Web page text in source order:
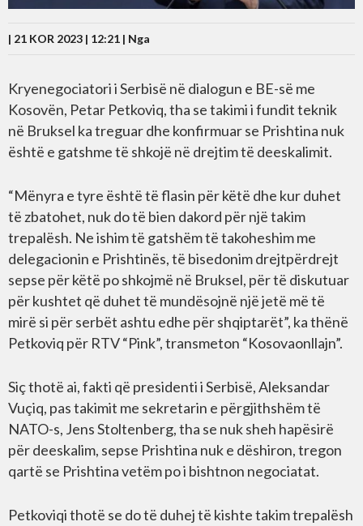
| 21 KOR 2023 | 12:21 | Nga
Kryenegociatori i Serbisë në dialogun e BE-së me
Kosovën, Petar Petkoviq, tha se takimi i fundit teknik
në Bruksel ka treguar dhe konfirmuar se Prishtina nuk
është e gatshme të shkojë në drejtim të deeskalimit.
“Mënyra e tyre është të flasin për këtë dhe kur duhet
të zbatohet, nuk do të bien dakord për një takim
trepalësh. Ne ishim të gatshëm të takoheshim me
delegacionin e Prishtinës, të bisedonim drejtpërdrejt
sepse për këtë po shkojmë në Bruksel, për të diskutuar
për kushtet që duhet të mundësojnë një jetë më të
mirë si për serbët ashtu edhe për shqiptarët”, ka thënë
Petkoviq për RTV “Pink”, transmeton “Kosovaonllajn”.
Siç thotë ai, fakti që presidenti i Serbisë, Aleksandar
Vuçiq, pas takimit me sekretarin e përgjithshëm të
NATO-s, Jens Stoltenberg, tha se nuk sheh hapësirë
për deeskalim, sepse Prishtina nuk e dëshiron, tregon
qartë se Prishtina vetëm po i bishtnon negociatat.
Petkoviqi thotë se do të duhej të kishte takim trepalësh